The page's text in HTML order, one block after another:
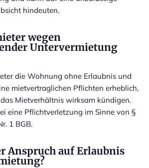
hindeuten.
wegen
Untervermietung
die Wohnung ohne Erlaubnis und
mietvertraglichen Pflichten erheblich,
Mietverhältnis wirksam kündigen.
eine Pflichtverletzung im Sinne von §
1 BGB.
Anspruch auf Erlaubnis